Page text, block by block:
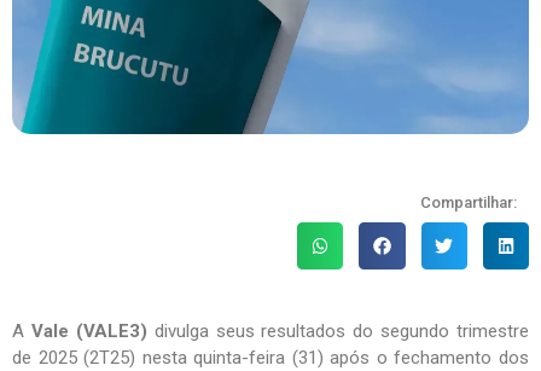
Compartilhar:
A Vale (VALE3) divulga seus resultados do segundo trimestre
de 2025 (2T25) nesta quinta-feira (31) após o fechamento dos